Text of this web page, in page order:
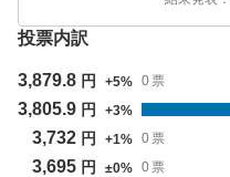
投票内訳
3,879.8 円 +5% 0 票
3,805.9 円 +3%
3,732 円 +1% 0 票
3,695 円 ±0% 0 票